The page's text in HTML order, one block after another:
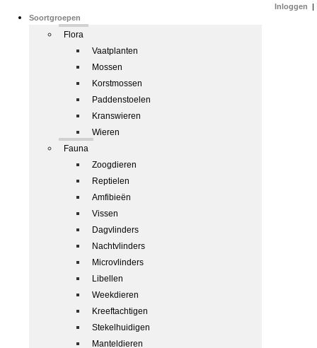
Soortgroepen
Flora
Vaatplanten
Mossen
Korstmossen
Paddenstoelen
Kranswieren
Wieren
Fauna
Zoogdieren
Reptielen
Amfibieën
Vissen
Dagvlinders
Nachtvlinders
Microvlinders
Libellen
Weekdieren
Kreeftachtigen
Stekelhuidigen
Manteldieren
Inloggen |